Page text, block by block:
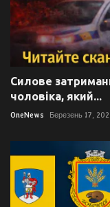
Силове
чоловіка, який...
OneNews Березень 17,